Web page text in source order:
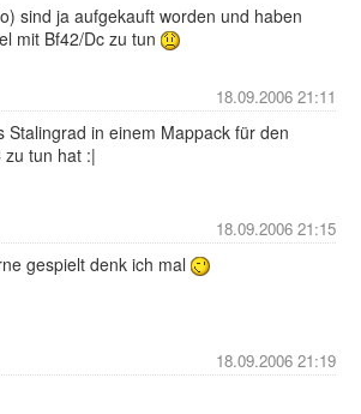
sind ja aufgekauft worden und haben
mit Bf42/Dc zu tun
18.09.2006 21:11
Stalingrad in einem Mappack für den
zu tun hat :|
18.09.2006 21:15
gespielt denk ich mal
18.09.2006 21:19